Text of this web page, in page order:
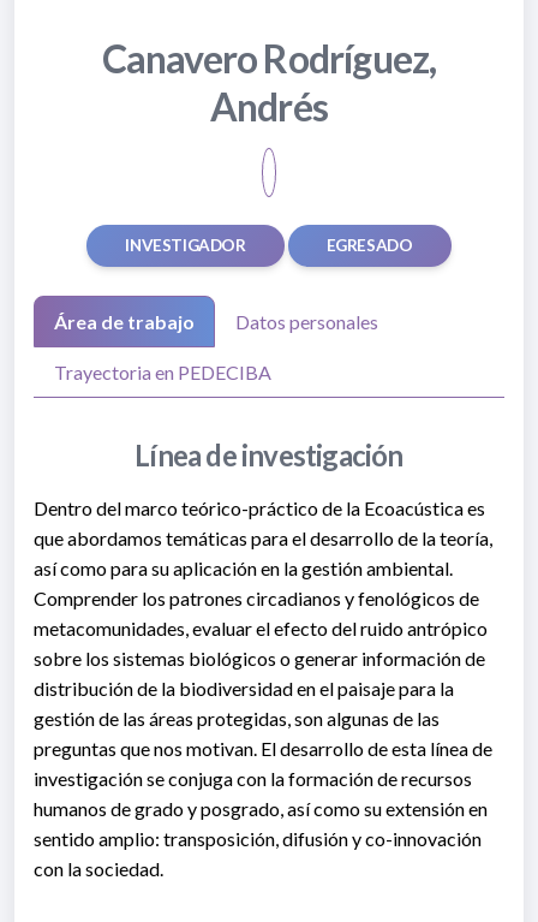
Canavero Rodríguez,
Andrés
INVESTIGADOR EGRESADO
Área de trabajo Datos personales
Trayectoria en PEDECIBA
Línea de investigación
Dentro del marco teórico-práctico de la Ecoacústica es
que abordamos temáticas para el desarrollo de la teoría,
así como para su aplicación en la gestión ambiental.
Comprender los patrones circadianos y fenológicos de
metacomunidades, evaluar el efecto del ruido antrópico
sobre los sistemas biológicos o generar información de
distribución de la biodiversidad en el paisaje para la
gestión de las áreas protegidas, son algunas de las
preguntas que nos motivan. El desarrollo de esta línea de
investigación se conjuga con la formación de recursos
humanos de grado y posgrado, así como su extensión en
sentido amplio: transposición, difusión y co-innovación
con la sociedad.